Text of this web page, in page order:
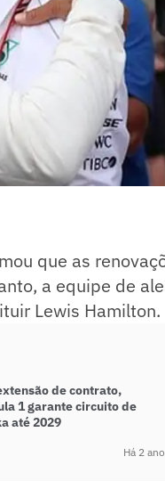
que as
a equipe de
Lewis Hamilton.
de contrato,
1 garante circuito de
até 2029
Há 2